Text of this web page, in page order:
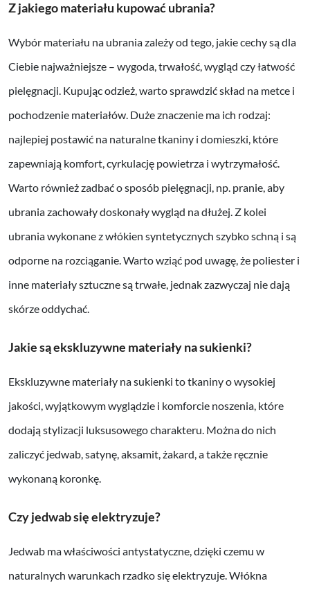
Z jakiego materiału kupować ubrania?
Wybór materiału na ubrania zależy od tego, jakie cechy są dla
Ciebie najważniejsze – wygoda, trwałość, wygląd czy łatwość
pielęgnacji. Kupując odzież, warto sprawdzić skład na metce i
pochodzenie materiałów. Duże znaczenie ma ich rodzaj:
najlepiej postawić na naturalne tkaniny i domieszki, które
zapewniają komfort, cyrkulację powietrza i wytrzymałość.
Warto również zadbać o sposób pielęgnacji, np. pranie, aby
ubrania zachowały doskonały wygląd na dłużej. Z kolei
ubrania wykonane z włókien syntetycznych szybko schną i są
odporne na rozciąganie. Warto wziąć pod uwagę, że poliester i
inne materiały sztuczne są trwałe, jednak zazwyczaj nie dają
skórze oddychać.
Jakie są ekskluzywne materiały na sukienki?
Ekskluzywne materiały na sukienki to tkaniny o wysokiej
jakości, wyjątkowym wyglądzie i komforcie noszenia, które
dodają stylizacji luksusowego charakteru. Można do nich
zaliczyć jedwab, satynę, aksamit, żakard, a także ręcznie
wykonaną koronkę.
Czy jedwab się elektryzuje?
Jedwab ma właściwości antystatyczne, dzięki czemu w
naturalnych warunkach rzadko się elektryzuje. Włókna